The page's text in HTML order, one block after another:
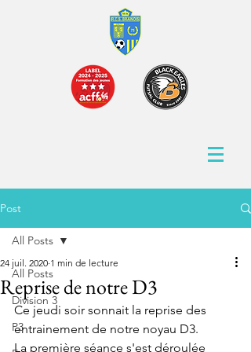
Post
All Posts
Division 3
P3
All Posts
Reprise de notre D3
24 juil. 2020 1 min de lecture
Ce jeudi soir sonnait la reprise des
entrainement de notre noyau D3.
La première séance s'est déroulée